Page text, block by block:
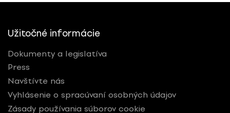
Užitočné informácie
Dokumenty a legislatíva
Press
Navštívte nás
Vyhlásenie o spracúvaní osobných údajov
Zásady používania súborov cookie